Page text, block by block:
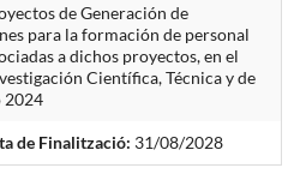
de Generación de
para la formación de personal
a dichos proyectos, en el
Científica, Técnica y de
2024
de Finalització: 31/08/2028